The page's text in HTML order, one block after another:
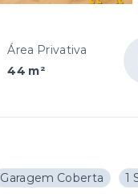
Área Privativa
44 m²
Garagem Coberta 1